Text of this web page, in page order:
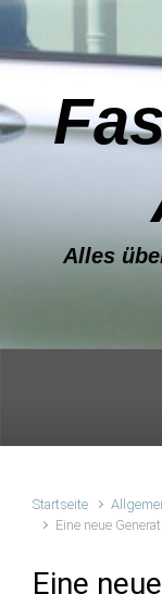
Alles
Startseite
Eine neue
Eine